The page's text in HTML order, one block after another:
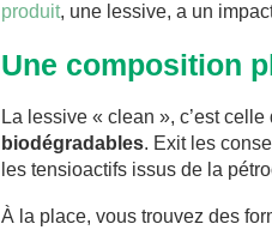
produit, une lessive, a un
Une composition
La lessive « clean », c’est
biodégradables. Exit les
les tensioactifs issus de la
À la place, vous trouvez des